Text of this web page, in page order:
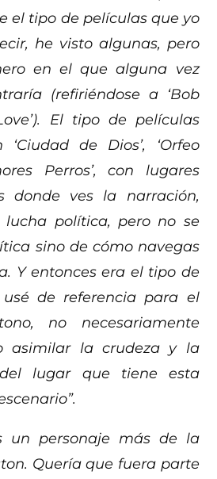
el tipo de películas que yo
he visto algunas, pero
en el que alguna vez
(refiriéndose a ‘Bob
El tipo de películas
de Dios’, ‘Orfeo
Perros’, con lugares
donde ves la narración,
lucha política, pero no se
sino de cómo navegas
Y entonces era el tipo de
de referencia para el
no necesariamente
asimilar la crudeza y la
lugar que tiene esta
un personaje más de la
Quería que fuera parte